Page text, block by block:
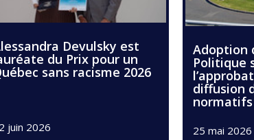
Devulsky est
du Prix pour un
sans racisme 2026
juin 2026
Adoption
Politique
diffusion
normatifs
25 mai 2026